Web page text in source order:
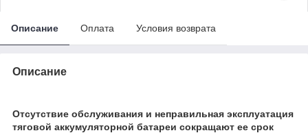
Описание Оплата Условия возврата
Описание
Отсутствие обслуживания и неправильная эксплуатация
тяговой аккумуляторной батареи сокращают ее срок